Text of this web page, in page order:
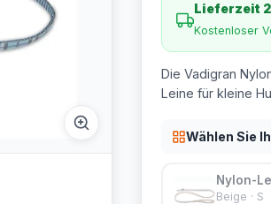
Lieferzeit
Kostenloser
Die Vadigran
Leine für kleine
Wählen Sie
Nylon-
Beige · S